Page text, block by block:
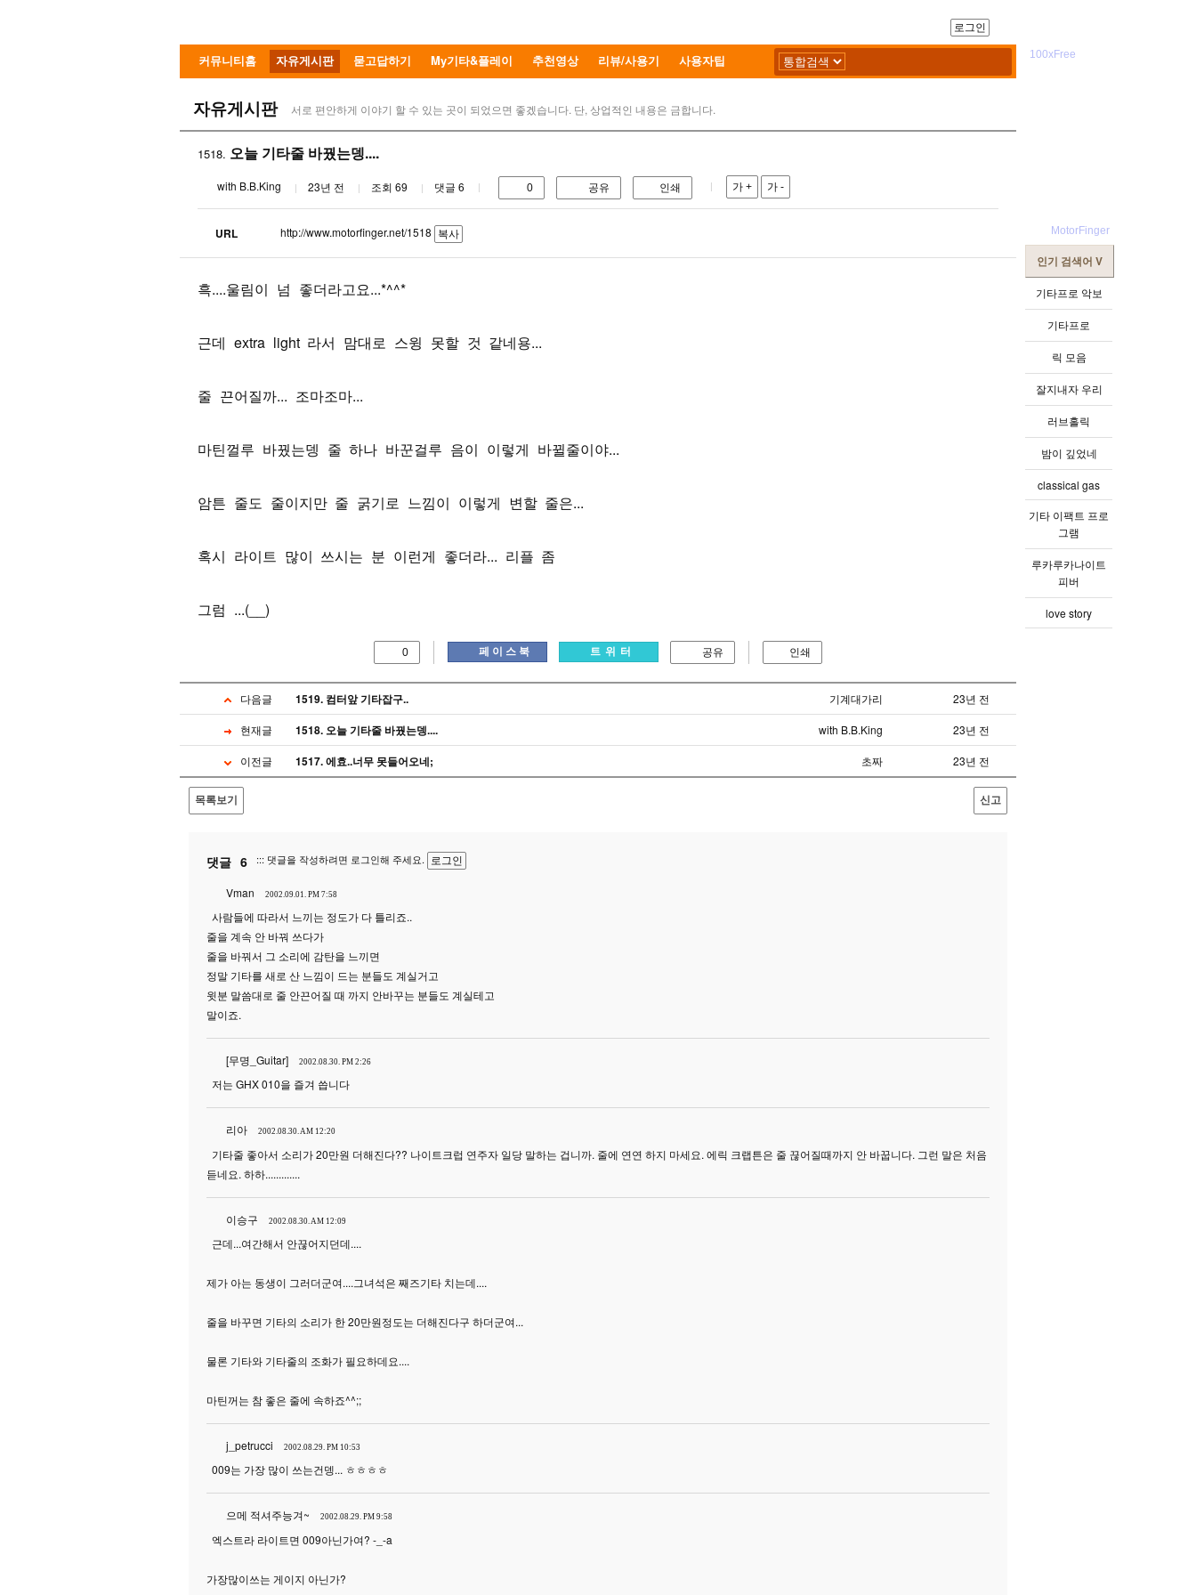
로그인
커뮤니티홈 자유게시판 묻고답하기 My기타&플레이 추천영상 리뷰/사용기 사용자팁
인기 검색어 V
기타프로 악보
기타프로
릭 모음
잘지내자 우리
러브홀릭
밤이 깊었네
classical gas
기타 이팩트 프로
그램
루카루카나이트
피버
love story
자유게시판 서로 편안하게 이야기 할 수 있는 곳이 되었으면 좋겠습니다. 단, 상업적인 내용은 금합니다.
1518. 오늘 기타줄 바꿨는뎅....
with B.B.King 23년 전 조회 69 댓글 6 0 공유 인쇄 가 + 가 -
URL http://www.motorfinger.net/1518 복사
흑....울림이 넘 좋더라고요...*^^*
근데 extra light 라서 맘대로 스윙 못할 것 같네용...
줄 끈어질까... 조마조마...
마틴껄루 바꿨는뎅 줄 하나 바꾼걸루 음이 이렇게 바뀔줄이야...
암튼 줄도 줄이지만 줄 굵기로 느낌이 이렇게 변할 줄은...
혹시 라이트 많이 쓰시는 분 이런게 좋더라... 리플 좀
그럼 ...(__)
0 페이스북 트위터 공유 인쇄
다음글 1519. 컴터앞 기타잡구.. 기계대가리 23년 전
현재글 1518. 오늘 기타줄 바꿨는뎅.... with B.B.King 23년 전
이전글 1517. 에효..너무 못들어오네; 초짜 23년 전
목록보기 신고
댓글 6 ::: 댓글을 작성하려면 로그인해 주세요. 로그인
Vman 2002.09.01. PM 7:58
사람들에 따라서 느끼는 정도가 다 틀리죠..
줄을 계속 안 바꿔 쓰다가
줄을 바꿔서 그 소리에 감탄을 느끼면
정말 기타를 새로 산 느낌이 드는 분들도 계실거고
윗분 말씀대로 줄 안끈어질 때 까지 안바꾸는 분들도 계실테고
말이죠.
[무명_Guitar] 2002.08.30. PM 2:26
저는 GHX 010을 즐겨 씁니다
리아 2002.08.30. AM 12:20
기타줄 좋아서 소리가 20만원 더해진다?? 나이트크럽 연주자 일당 말하는 겁니까. 줄에 연연 하지 마세요. 에릭 크랩튼은 줄 끊어질때까지 안 바꿉니다. 그런 말은 처음
듣네요. 하하.............
이승구 2002.08.30. AM 12:09
근데...여간해서 안끊어지던데....
제가 아는 동생이 그러더군여....그녀석은 째즈기타 치는데....
줄을 바꾸면 기타의 소리가 한 20만원정도는 더해진다구 하더군여...
물론 기타와 기타줄의 조화가 필요하데요....
마틴꺼는 참 좋은 줄에 속하죠^^;;
j_petrucci 2002.08.29. PM 10:53
009는 가장 많이 쓰는건뎅... ㅎㅎㅎㅎ
으메 적셔주능겨~ 2002.08.29. PM 9:58
엑스트라 라이트면 009아닌가여? -_-a
가장많이쓰는 게이지 아닌가?